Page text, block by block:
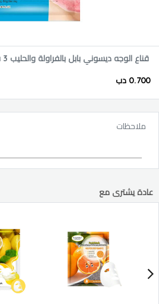
قناع الوجه ديسوني بابل بالفراولة والحليب 3 قطع
0.700 دب
ملاحظات
عادة يشترى مع